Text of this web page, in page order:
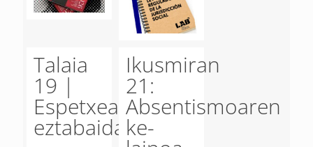
Talaia
19 |
Espetxea
eztabaidagai
Ikusmiran
21:
Absentismoaren
ke-